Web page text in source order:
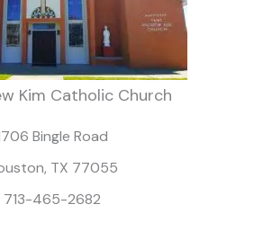
Kim Catholic Church
Bingle Road
TX 77055
713-465-2682